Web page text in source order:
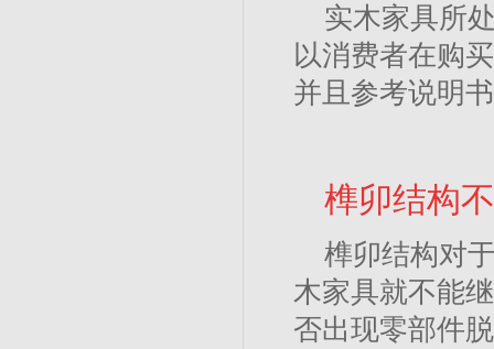
实木家具所
以消费者在购
并且参考说明
榫卯结构
榫卯结构对
木家具就不能
否出现零部件